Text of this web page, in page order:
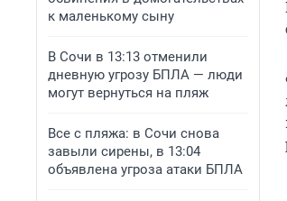
к маленькому сыну
В Сочи в 13:13 отменили
дневную угрозу БПЛА — люди
могут вернуться на пляж
Все с пляжа: в Сочи снова
завыли сирены, в 13:04
объявлена угроза атаки БПЛА